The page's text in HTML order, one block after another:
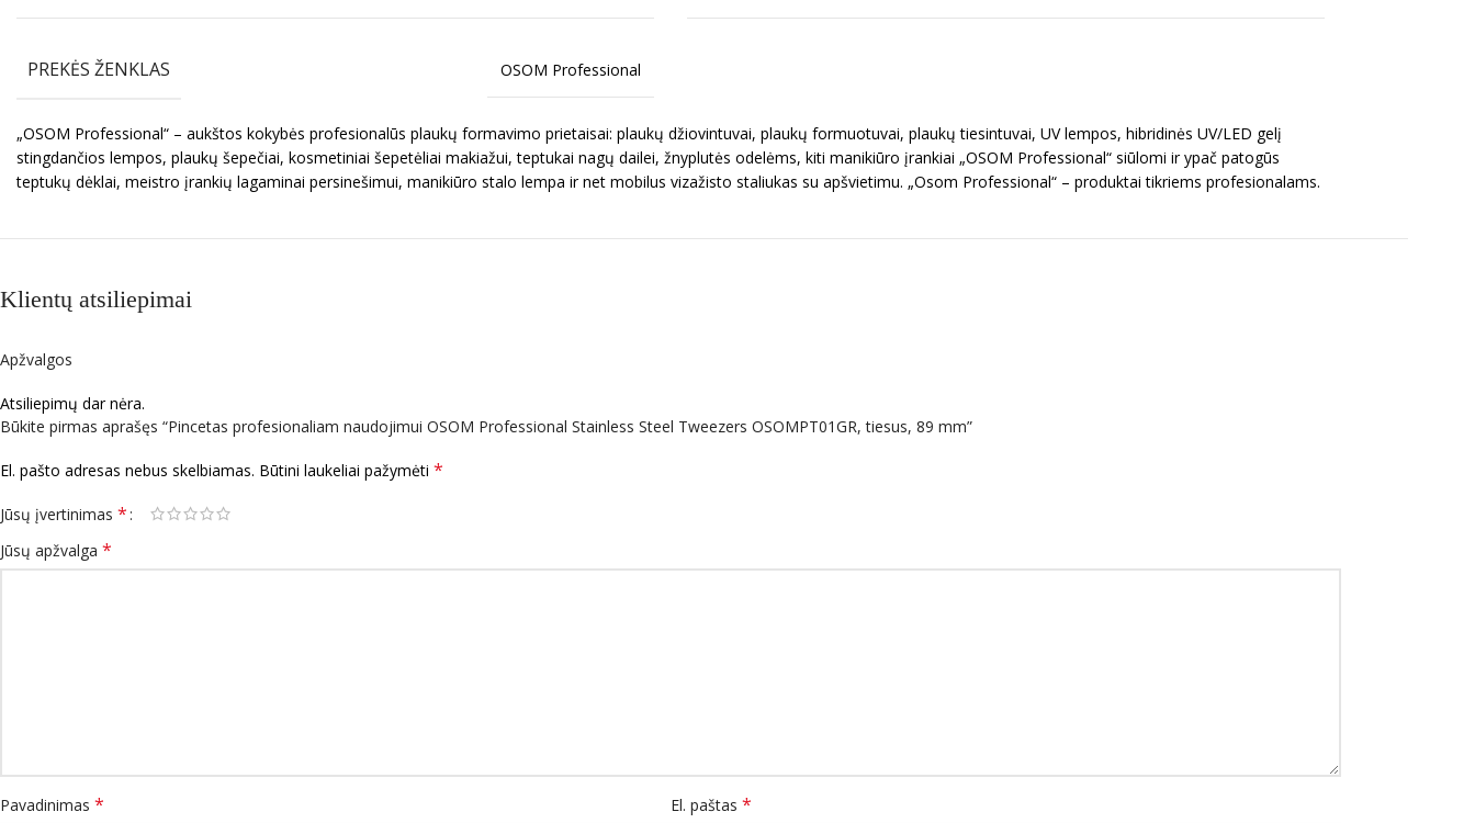
PREKĖS ŽENKLAS OSOM Professional
„OSOM Professional“ – aukštos kokybės profesionalūs plaukų formavimo prietaisai: plaukų džiovintuvai, plaukų formuotuvai, plaukų tiesintuvai, UV lempos, hibridinės UV/LED gelį
stingdančios lempos, plaukų šepečiai, kosmetiniai šepetėliai makiažui, teptukai nagų dailei, žnyplutės odelėms, kiti manikiūro įrankiai „OSOM Professional“ siūlomi ir ypač patogūs
teptukų dėklai, meistro įrankių lagaminai persinešimui, manikiūro stalo lempa ir net mobilus vizažisto staliukas su apšvietimu. „Osom Professional“ – produktai tikriems profesionalams.
Klientų atsiliepimai
Apžvalgos
Atsiliepimų dar nėra.
Būkite pirmas aprašęs “Pincetas profesionaliam naudojimui OSOM Professional Stainless Steel Tweezers OSOMPT01GR, tiesus, 89 mm”
El. pašto adresas nebus skelbiamas. Būtini laukeliai pažymėti *
Jūsų įvertinimas *
Jūsų apžvalga *
Pavadinimas * El. paštas *